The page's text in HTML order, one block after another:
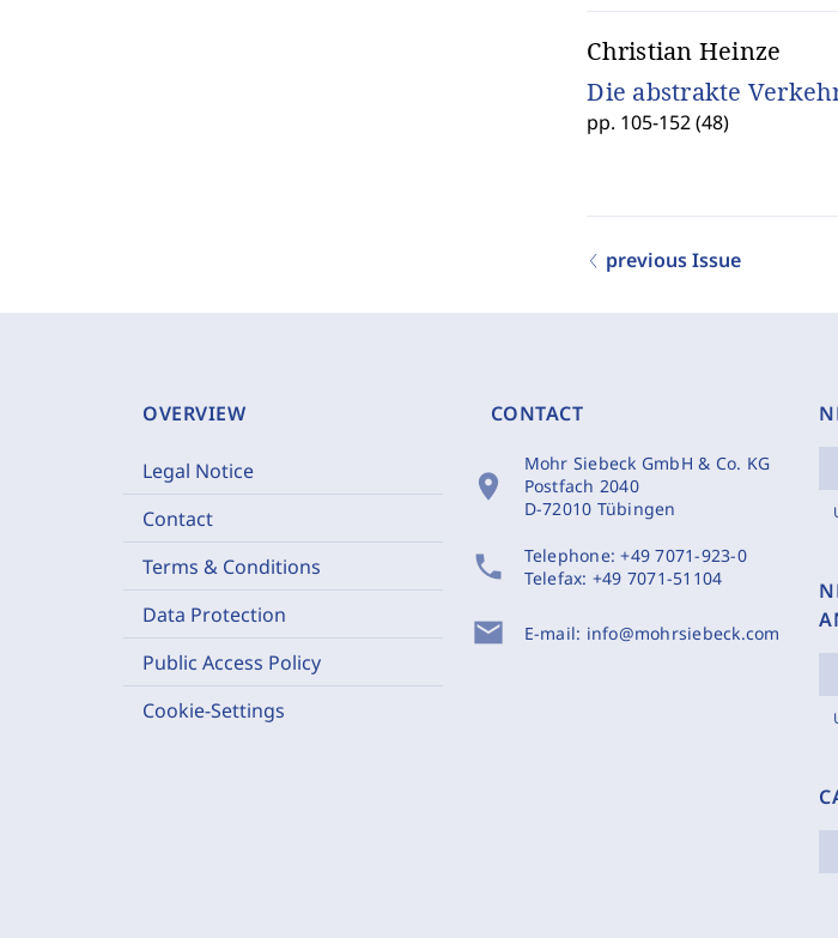
Christian Heinze
Die abstrakte
pp. 105-152 (48)
previous Issue
OVERVIEW
Legal Notice
Contact
Terms & Conditions
Data Protection
Public Access Policy
Cookie-Settings
CONTACT
location_on
Mohr Siebeck GmbH & Co. KG
Postfach 2040
D-72010 Tübingen
phone Telephone:+49 7071-923-0
Telefax: +49 7071-51104
mail E-mail: info@mohrsiebeck.com